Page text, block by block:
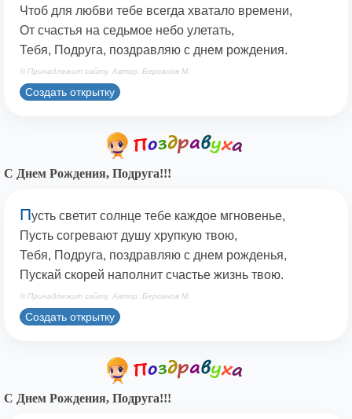
Чтоб для любви тебе всегда хватало времени,
От счастья на седьмое небо улетать,
Тебя, Подруга, поздравляю с днем рождения.
© Принадлежит сайту. Автор: Берсанов М.
Создать открытку
С Днем Рождения, Подруга!!!
Пусть светит солнце тебе каждое мгновенье,
Пусть согревают душу хрупкую твою,
Тебя, Подруга, поздравляю с днем рожденья,
Пускай скорей наполнит счастье жизнь твою.
© Принадлежит сайту. Автор: Берсанов М.
Создать открытку
С Днем Рождения, Подруга!!!